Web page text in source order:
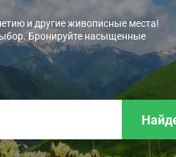
и другие живописные места!
Бронируйте насыщенные